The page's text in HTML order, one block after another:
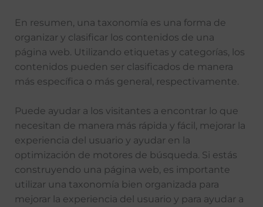
En resumen, una taxonomía es una forma de
organizar y clasificar los contenidos de una
página web. Utilizando etiquetas y categorías, los
contenidos pueden ser clasificados de manera
más específica o más general, respectivamente.
Puede ayudar a los visitantes a encontrar lo que
necesitan de manera más rápida y fácil, mejorar la
experiencia del usuario y ayudar en la
optimización de motores de búsqueda. Si estás
construyendo una página web, es importante
utilizar una taxonomía bien organizada para
mejorar la experiencia del usuario y para ayudar a